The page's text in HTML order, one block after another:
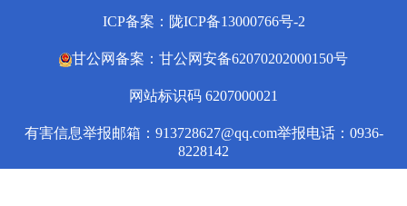
ICP备案：陇ICP备13000766号-2
甘公网备案：甘公网安备62070202000150号
网站标识码 6207000021
有害信息举报邮箱：913728627@qq.com举报电话：0936-
8228142